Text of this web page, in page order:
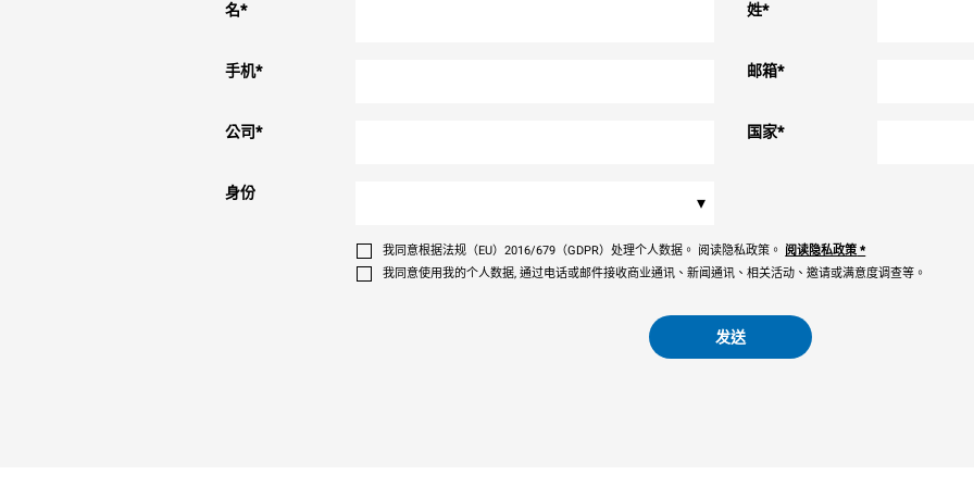
名* 姓*
手机* 邮箱*
公司* 国家*
身份 ▾
我同意根据法规（EU）2016/679（GDPR）处理个人数据。 阅读隐私政策。 阅读隐私政策 *
我同意使用我的个人数据, 通过电话或邮件接收商业通讯、新闻通讯、相关活动、邀请或满意度调查等。
发送